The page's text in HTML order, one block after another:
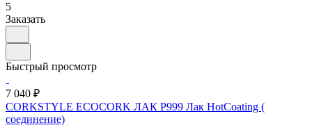
5
Заказать
Быстрый просмотр
7 040 ₽
CORKSTYLE ECOCORK ЛАК P999 Лак HotCoating (
соединение)